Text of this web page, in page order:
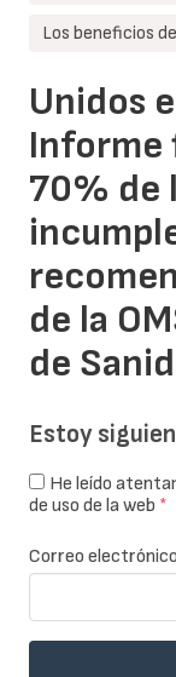
Unidos
Informe
70% de
de la
de
Los beneficios
Estoy
He leído
de uso de la web *
Correo electrónico